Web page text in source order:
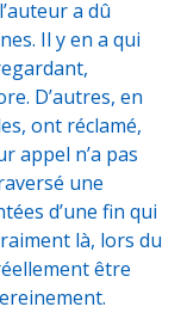
a dû
Il y en a qui
D’autres, en
ont réclamé,
appel n’a pas
une
d’une fin qui
là, lors du
être